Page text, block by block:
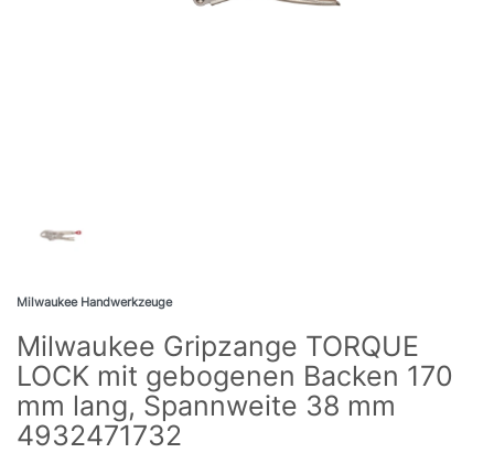
Milwaukee Handwerkzeuge
Milwaukee Gripzange TORQUE
LOCK mit gebogenen Backen 170
mm lang, Spannweite 38 mm
4932471732